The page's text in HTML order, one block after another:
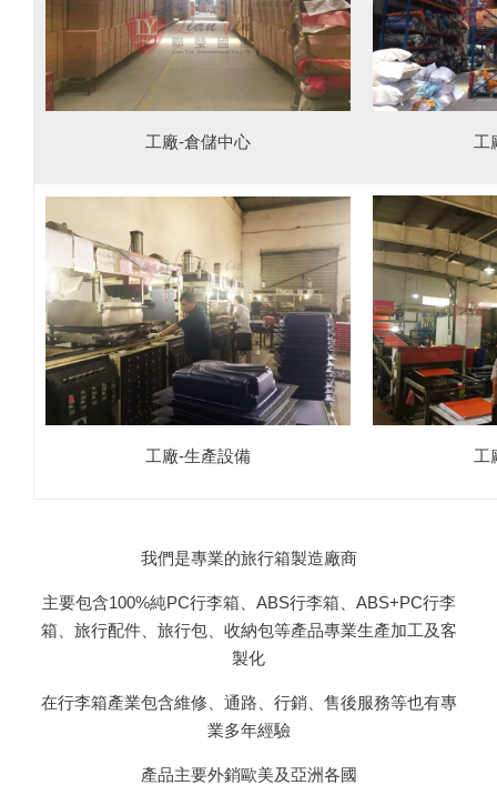
工廠-倉儲中心 工
工廠-生產設備 工
我們是專業的旅行箱製造廠商
主要包含100%純PC行李箱、ABS行李箱、ABS+PC行李
箱、旅行配件、旅行包、收納包等產品專業生產加工及客
製化
在行李箱產業包含維修、通路、行銷、售後服務等也有專
業多年經驗
產品主要外銷歐美及亞洲各國